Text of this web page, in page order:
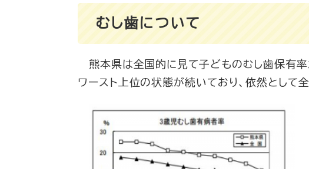
むし歯について
熊本県は全国的に見て子どものむし歯保有率
ワースト上位の状態が続いており、依然として